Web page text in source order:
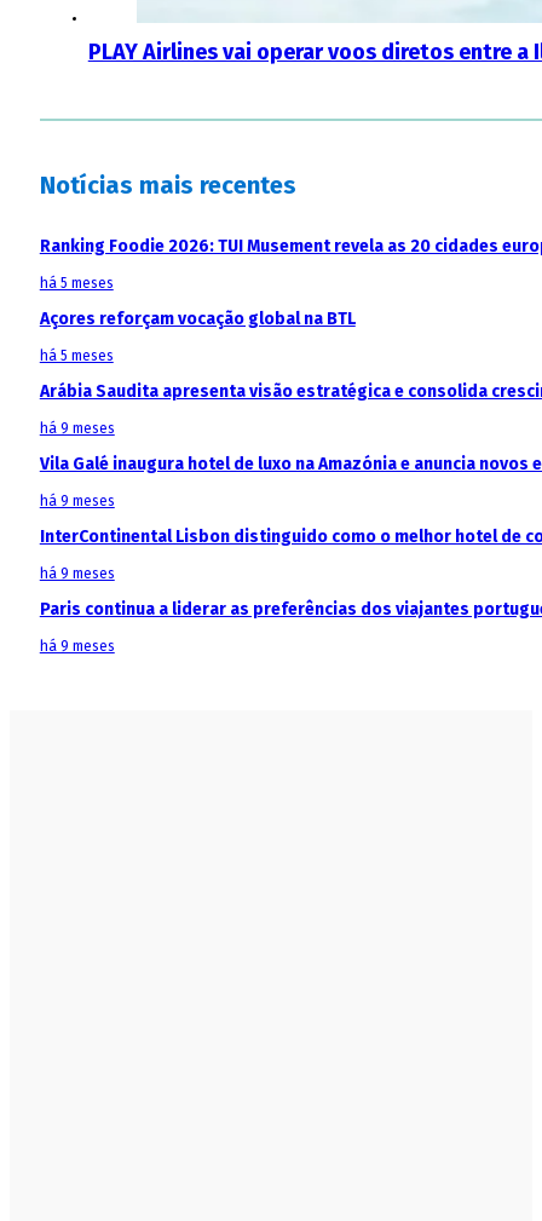
PLAY Airlines vai operar voos diretos entre a
Notícias mais recentes
Ranking Foodie 2026: TUI Musement revela as 20 cidades
há 5 meses
Açores reforçam vocação global na BTL
há 5 meses
Arábia Saudita apresenta visão estratégica e consolida
há 9 meses
Vila Galé inaugura hotel de luxo na Amazónia e anuncia
há 9 meses
InterContinental Lisbon distinguido como o melhor hotel de
há 9 meses
Paris continua a liderar as preferências dos viajantes
há 9 meses